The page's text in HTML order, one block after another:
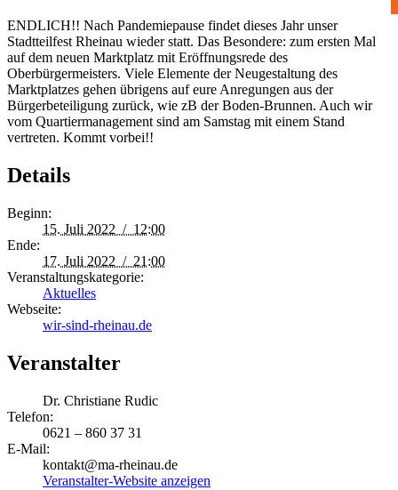
ENDLICH!! Nach Pandemiepause findet dieses Jahr unser
Stadtteilfest Rheinau wieder statt. Das Besondere: zum ersten Mal
auf dem neuen Marktplatz mit Eröffnungsrede des
Oberbürgermeisters. Viele Elemente der Neugestaltung des
Marktplatzes gehen übrigens auf eure Anregungen aus der
Bürgerbeteiligung zurück, wie zB der Boden-Brunnen. Auch wir
vom Quartiermanagement sind am Samstag mit einem Stand
vertreten. Kommt vorbei!!
Details
Beginn:
15. Juli 2022 / 12:00
Ende:
17. Juli 2022 / 21:00
Veranstaltungskategorie:
Aktuelles
Webseite:
wir-sind-rheinau.de
Veranstalter
Dr. Christiane Rudic
Telefon:
0621 – 860 37 31
E-Mail:
kontakt@ma-rheinau.de
Veranstalter-Website anzeigen